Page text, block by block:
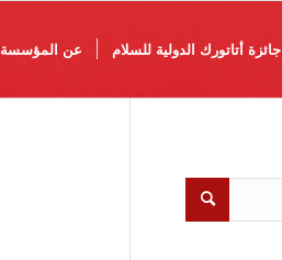
جائزة أتاتورك الدولية للسلام عن المؤسسة